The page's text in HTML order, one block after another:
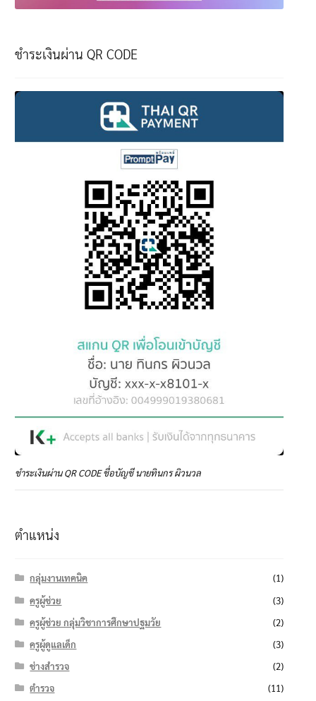
ชำระเงินผ่าน QR CODE
ชำระเงินผ่าน QR CODE ชื่อบัญชี นายทินกร ผิวนวล
ตำแหน่ง
กลุ่มงานเทคนิค
(1)
ครูผู้ช่วย
(3)
ครูผู้ช่วย กลุ่มวิชาการศึกษาปฐมวัย
(2)
ครูผู้ดูแลเด็ก
(3)
ช่างสำรวจ
(2)
ตำรวจ
(11)